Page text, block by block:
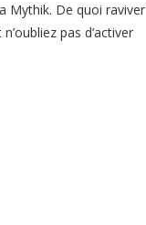
Mythik. De quoi raviver
pas d’activer